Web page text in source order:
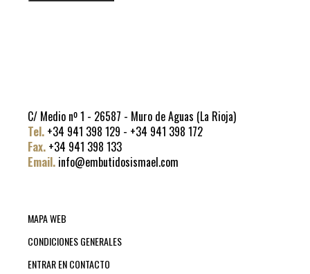
C/ Medio nº 1 - 26587 - Muro de Aguas (La Rioja)
Tel. +34 941 398 129 - +34 941 398 172
Fax. +34 941 398 133
Email. info@embutidosismael.com
MAPA WEB
CONDICIONES GENERALES
ENTRAR EN CONTACTO